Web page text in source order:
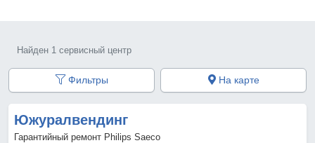
Найден 1 сервисный центр
Фильтры На карте
Южуралвендинг
Гарантийный ремонт Philips Saeco